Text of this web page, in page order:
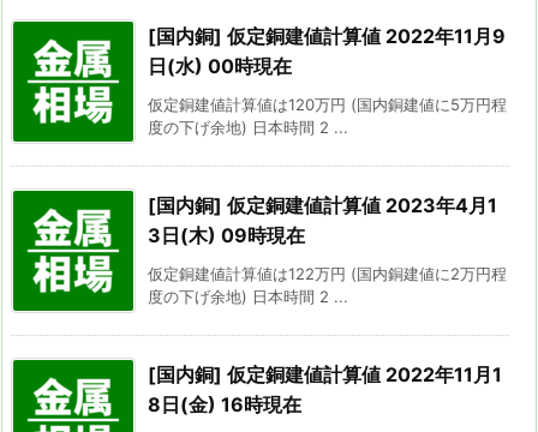
[国内銅] 仮定銅建値計算値 2022年11月9
日(水) 00時現在
仮定銅建値計算値は120万円 (国内銅建値に5万円程
度の下げ余地) 日本時間 2 ...
[国内銅] 仮定銅建値計算値 2023年4月1
3日(木) 09時現在
仮定銅建値計算値は122万円 (国内銅建値に2万円程
度の下げ余地) 日本時間 2 ...
[国内銅] 仮定銅建値計算値 2022年11月1
8日(金) 16時現在